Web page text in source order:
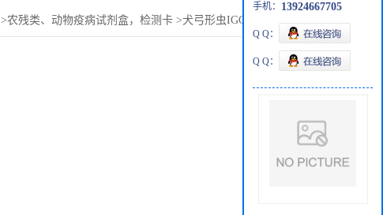
>农残类、动物疫病试剂盒，检测卡 >犬弓形虫IGG/IGM抗体检测卡
手机： 13924667705
Q Q：
Q Q：